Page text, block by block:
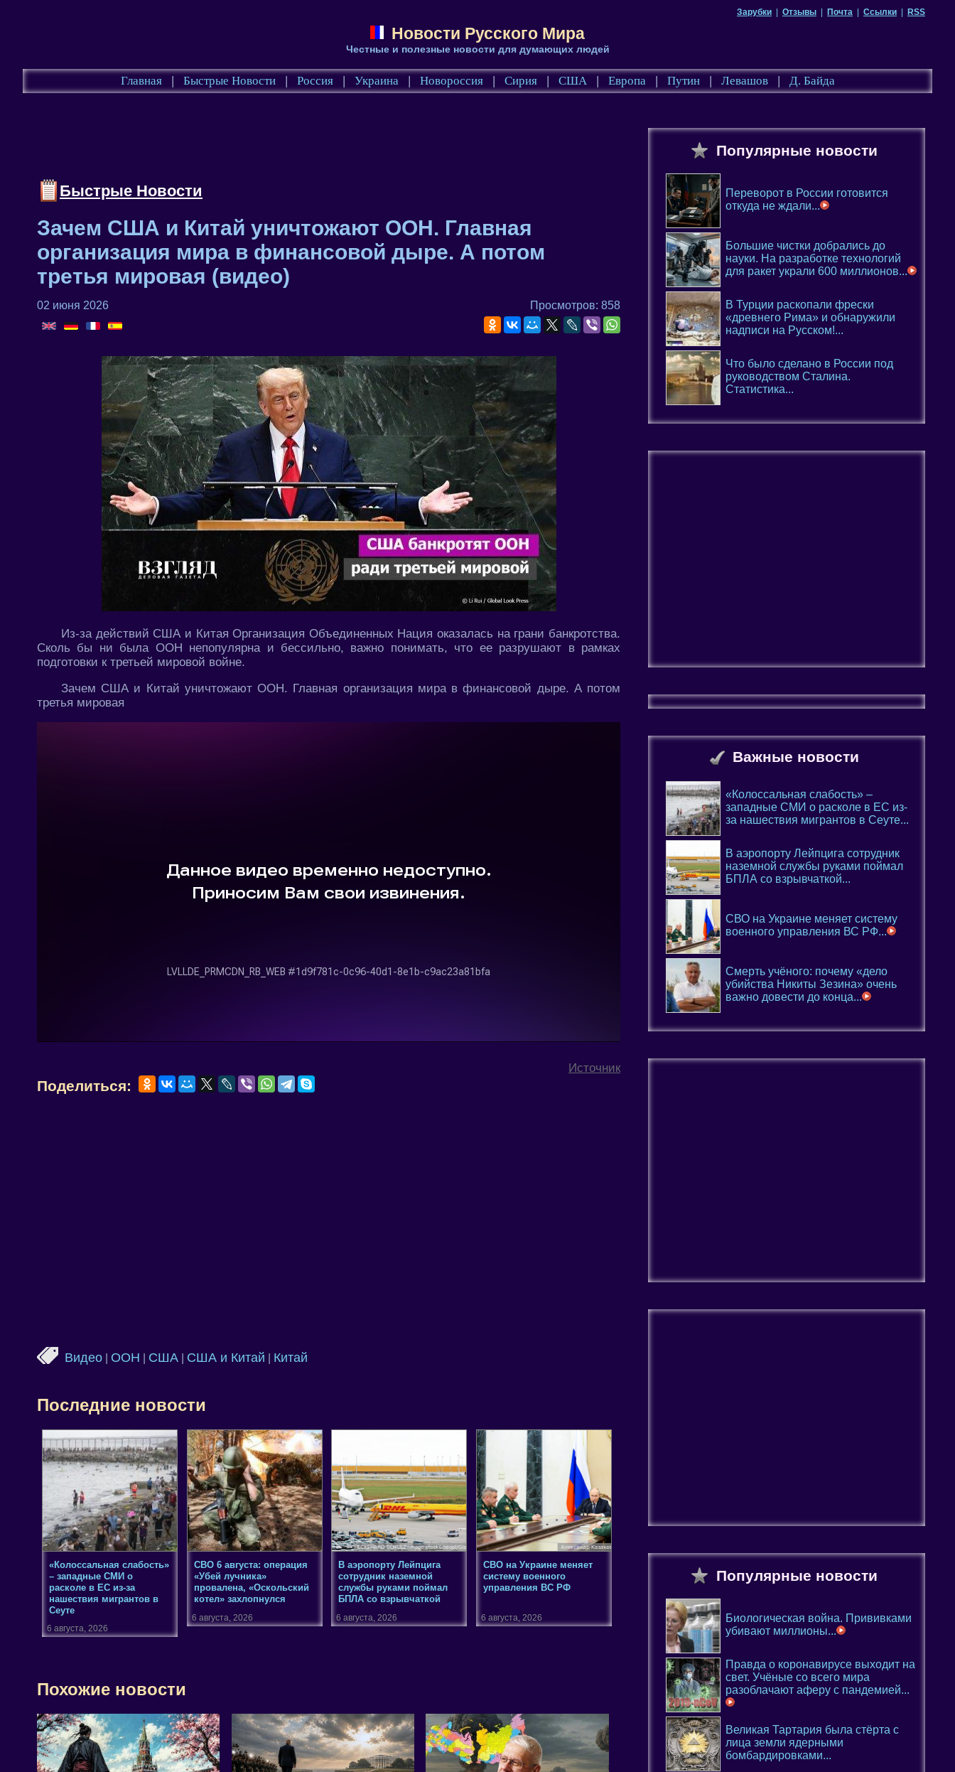
Зарубки Отзывы Почта Ссылки RSS
Новости Русского Мира
Честные и полезные новости для думающих людей
Главная | Быстрые Новости | Россия | Украина | Новороссия | Сирия | США | Европа | Путин | Левашов | Д. Байда
Быстрые Новости
Зачем США и Китай уничтожают ООН. Главная
организация мира в финансовой дыре. А потом
третья мировая (видео)
02 июня 2026 Просмотров: 858
Из-за действий США и Китая Организация Объединенных Нация оказалась на грани банкротства.
Сколь бы ни была ООН непопулярна и бессильно, важно понимать, что ее разрушают в рамках
подготовки к третьей мировой войне.
Зачем США и Китай уничтожают ООН. Главная организация мира в финансовой дыре. А потом
третья мировая
Источник
Поделиться:
Видео ООН США США и Китай Китай
Последние новости
«Колоссальная слабость»
– западные СМИ о
расколе в ЕС из-за
нашествия мигрантов в
Сеуте
6 августа, 2026
СВО 6 августа: операция
«Убей лучника»
провалена, «Оскольский
котел» захлопнулся
6 августа, 2026
В аэропорту Лейпцига
сотрудник наземной
службы руками поймал
БПЛА со взрывчаткой
6 августа, 2026
СВО на Украине меняет
систему военного
управления ВС РФ
6 августа, 2026
Похожие новости
Популярные новости
Переворот в России готовится
откуда не ждали...
Большие чистки добрались до
науки. На разработке технологий
для ракет украли 600 миллионов...
В Турции раскопали фрески
«древнего Рима» и обнаружили
надписи на Русском!...
Что было сделано в России под
руководством Сталина.
Статистика...
Важные новости
«Колоссальная слабость» –
западные СМИ о расколе в ЕС из-
за нашествия мигрантов в Сеуте...
В аэропорту Лейпцига сотрудник
наземной службы руками поймал
БПЛА со взрывчаткой...
СВО на Украине меняет систему
военного управления ВС РФ...
Смерть учёного: почему «дело
убийства Никиты Зезина» очень
важно довести до конца...
Популярные новости
Биологическая война. Прививками
убивают миллионы...
Правда о коронавирусе выходит на
свет. Учёные со всего мира
разоблачают аферу с пандемией...
Великая Тартария была стёрта с
лица земли ядерными
бомбардировками...